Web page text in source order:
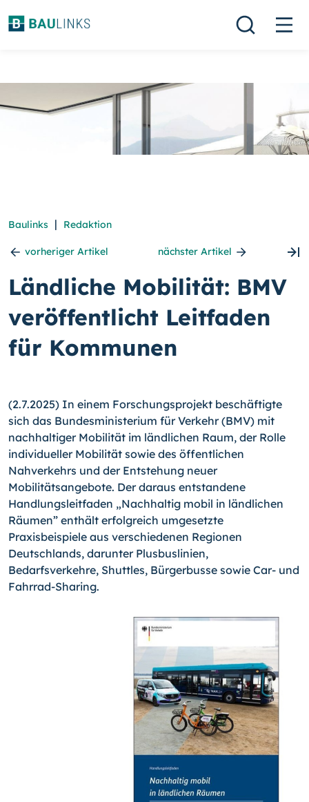
Baulinks | Redaktion
vorheriger Artikel nächster Artikel
Ländliche Mobilität: BMV
veröffentlicht Leitfaden
für Kommunen
(2.7.2025) In einem Forschungsprojekt beschäftigte
sich das Bundesministerium für Verkehr (BMV) mit
nachhaltiger Mobilität im ländlichen Raum, der Rolle
individueller Mobilität sowie des öffentlichen
Nahverkehrs und der Entstehung neuer
Mobilitätsangebote. Der daraus entstandene
Handlungsleitfaden „Nachhaltig mobil in ländlichen
Räumen” enthält erfolgreich umgesetzte
Praxisbeispiele aus verschiedenen Regionen
Deutschlands, darunter Plusbuslinien,
Bedarfsverkehre, Shuttles, Bürgerbusse sowie Car- und
Fahrrad-Sharing.